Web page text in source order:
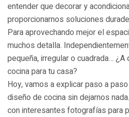
entender que decorar y
proporcionarnos soluciones
Para aprovechando mejor el
muchos detalla.
pequeña, irregular o cuadrada…
cocina para tu casa?
Hoy, vamos a explicar paso a
diseño de cocina sin dejarnos
con interesantes fotografías para